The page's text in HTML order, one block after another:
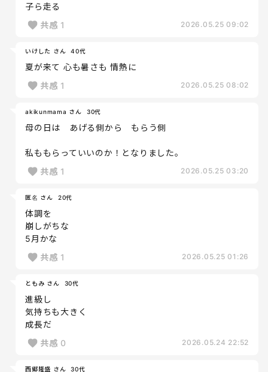
子ら走る
共感 1 2026.05.25 09:02
いけした さん 40代
夏が来て 心も暑さも 情熱に
共感 1 2026.05.25 08:02
akikunmama さん 30代
母の日は あげる側から もらう側
私ももらっていいのか！となりました。
共感 1 2026.05.25 03:20
匿名 さん 20代
体調を
崩しがちな
5月かな
共感 1 2026.05.25 01:26
ともみ さん 30代
進級し
気持ちも大きく
成長だ
共感 0 2026.05.24 22:52
西郷隆盛 さん 30代